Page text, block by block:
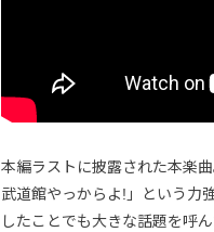
本編ラストに披露された本楽
武道館やっからよ!」という力
したことでも大きな話題を呼ん